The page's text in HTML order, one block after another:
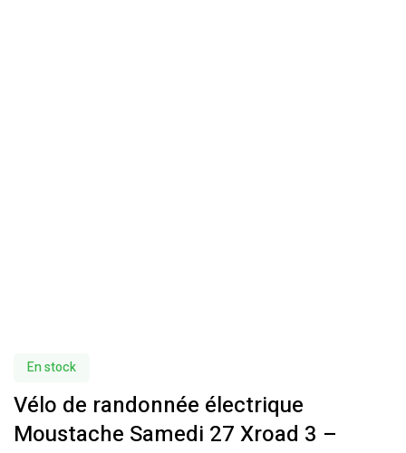
En stock
Vélo de randonnée électrique
Moustache Samedi 27 Xroad 3 –